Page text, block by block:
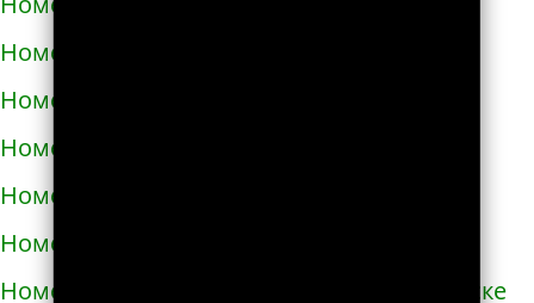
Номера телефонов такси в Чугуеве
Номера телефонов такси в Шепетовке
Номера телефонов такси в Шостке
Номера телефонов такси в Шполе
Номера телефонов такси в Энергодаре
Номера телефонов такси в Южноукраинске